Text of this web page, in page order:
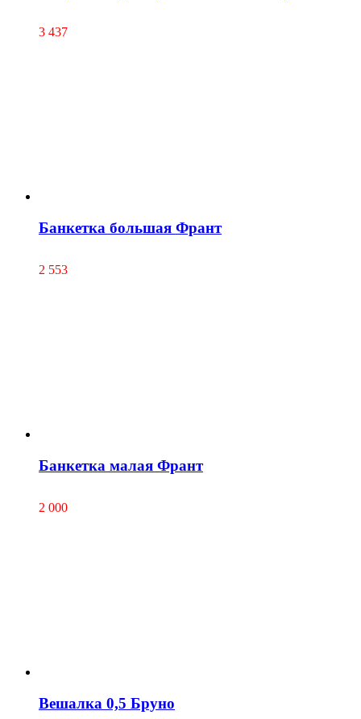
3 437
Банкетка большая Франт
2 553
Банкетка малая Франт
2 000
Вешалка 0,5 Бруно